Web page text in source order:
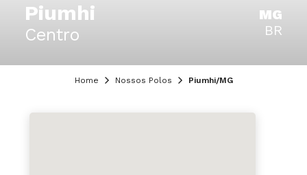
Piumhi
Centro
MG
BR
Home Nossos Polos Piumhi/MG